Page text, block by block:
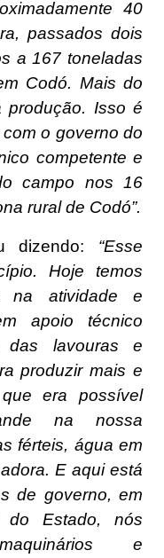
40
passados dois
a 167 toneladas
Codó. Mais do
produção. Isso é
o governo do
competente e
campo nos 16
rural de Codó”.
dizendo: “Esse
Hoje temos
na atividade e
apoio técnico
das lavouras e
produzir mais e
era possível
na nossa
férteis, água em
E aqui está
de governo, em
do Estado, nós
e